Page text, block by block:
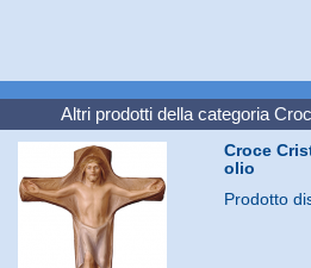
Altri prodotti della categoria
Croce
olio
Prodotto